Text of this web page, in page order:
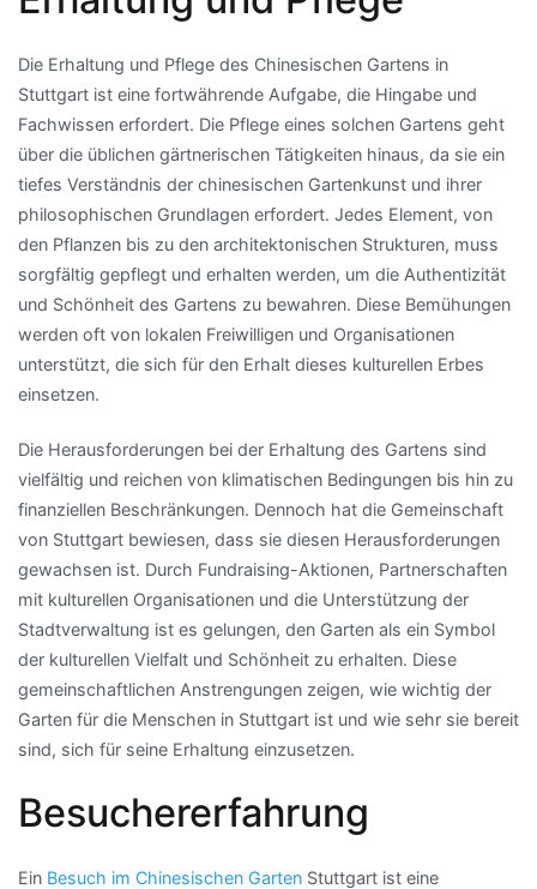
Die Erhaltung und Pflege des Chinesischen Gartens in
Stuttgart ist eine fortwährende Aufgabe, die Hingabe und
Fachwissen erfordert. Die Pflege eines solchen Gartens geht
über die üblichen gärtnerischen Tätigkeiten hinaus, da sie ein
tiefes Verständnis der chinesischen Gartenkunst und ihrer
philosophischen Grundlagen erfordert. Jedes Element, von
den Pflanzen bis zu den architektonischen Strukturen, muss
sorgfältig gepflegt und erhalten werden, um die Authentizität
und Schönheit des Gartens zu bewahren. Diese Bemühungen
werden oft von lokalen Freiwilligen und Organisationen
unterstützt, die sich für den Erhalt dieses kulturellen Erbes
einsetzen.
Die Herausforderungen bei der Erhaltung des Gartens sind
vielfältig und reichen von klimatischen Bedingungen bis hin zu
finanziellen Beschränkungen. Dennoch hat die Gemeinschaft
von Stuttgart bewiesen, dass sie diesen Herausforderungen
gewachsen ist. Durch Fundraising-Aktionen, Partnerschaften
mit kulturellen Organisationen und die Unterstützung der
Stadtverwaltung ist es gelungen, den Garten als ein Symbol
der kulturellen Vielfalt und Schönheit zu erhalten. Diese
gemeinschaftlichen Anstrengungen zeigen, wie wichtig der
Garten für die Menschen in Stuttgart ist und wie sehr sie bereit
sind, sich für seine Erhaltung einzusetzen.
Besuchererfahrung
Ein Besuch im Chinesischen Garten Stuttgart ist eine